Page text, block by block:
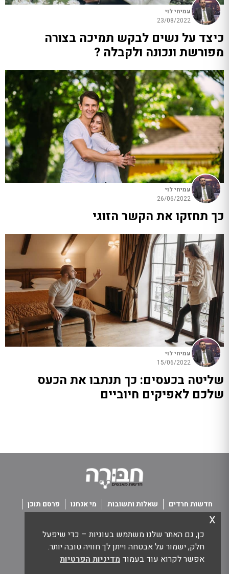
עמיחי לוי
23/08/2022
כיצד על נשים לבקש תמיכה בצורה
מפורשת ונכונה ולקבלה ?
עמיחי לוי
26/06/2022
כך תחזקו את הקשר הזוגי
עמיחי לוי
15/06/2022
שליטה בכעסים: כך תנתבו את הכעס
שלכם לאפיקים חיוביים
כן, גם האתר שלנו משתמש בעוגיות – כדי שיפעל
חלק, ישמור על אבטחה וייתן לך חוויה טובה יותר.
אפשר לקרוא עוד בעמוד מדיניות הפרטיות
x
חדשות חרדים שאלות ותשובות מי אנחנו
פרסם תוכן
כל הזכויות שמורות חבורה - חדשות מאנשים